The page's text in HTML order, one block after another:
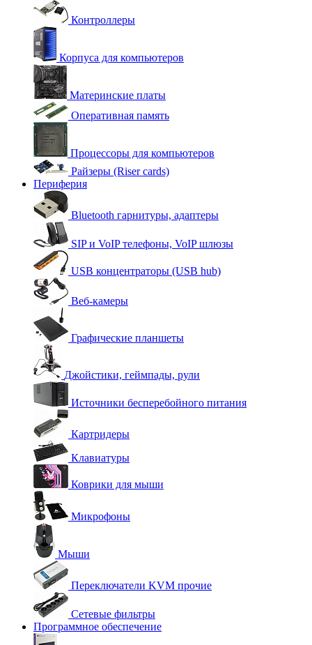
Контроллеры
Корпуса для компьютеров
Материнские платы
Оперативная память
Процессоры для компьютеров
Райзеры (Riser cards)
Периферия
Bluetooth гарнитуры, адаптеры
SIP и VoIP телефоны, VoIP шлюзы
USB концентраторы (USB hub)
Веб-камеры
Графические планшеты
Джойстики, геймпады, рули
Источники бесперебойного питания
Картридеры
Клавиатуры
Коврики для мыши
Микрофоны
Мыши
Переключатели KVM прочие
Сетевые фильтры
Программное обеспечение